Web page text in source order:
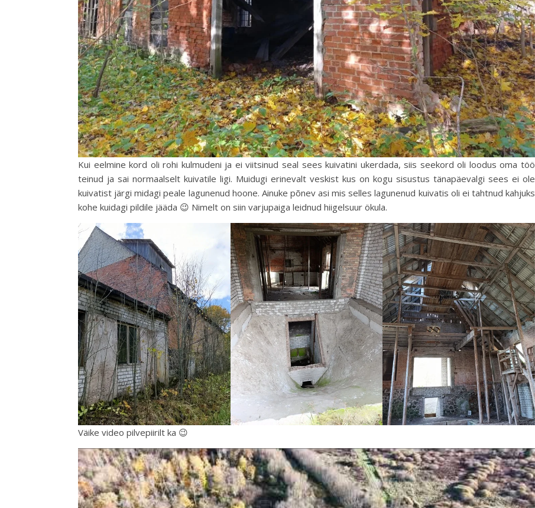
Kui eelmine kord oli rohi kulmudeni ja ei viitsinud seal sees kuivatini ukerdada, siis seekord oli loodus oma töö
teinud ja sai normaalselt kuivatile ligi. Muidugi erinevalt veskist kus on kogu sisustus tänapäevalgi sees ei ole
kuivatist järgi midagi peale lagunenud hoone. Ainuke põnev asi mis selles lagunenud kuivatis oli ei tahtnud kahjuks
kohe kuidagi pildile jääda 😉 Nimelt on siin varjupaiga leidnud hiigelsuur ökula.
Väike video pilvepiirilt ka 😉